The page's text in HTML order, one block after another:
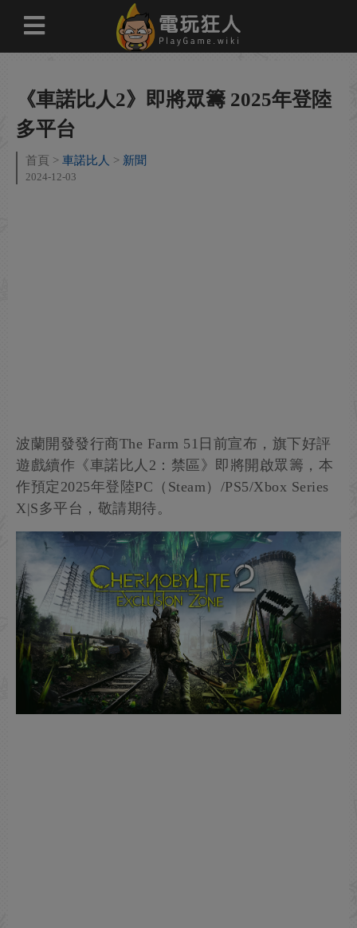
《車諾比人2》即將眾籌 2025年登陸
多平台
首頁 車諾比人 新聞
2024-12-03
波蘭開發發行商The Farm 51日前宣布，旗下好評
遊戲續作《車諾比人2：禁區》即將開啟眾籌，本
作預定2025年登陸PC（Steam）/PS5/Xbox Series
X|S多平台，敬請期待。